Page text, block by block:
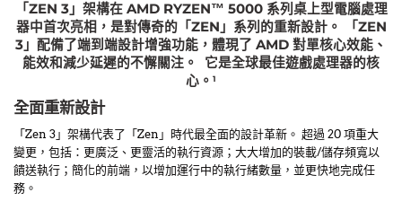
「ZEN 3」架構在 AMD RYZEN™ 5000 系列桌上型電腦處理
器中首次亮相，是對傳奇的「ZEN」系列的重新設計。 「ZEN
3」配備了端到端設計增強功能，體現了 AMD 對單核心效能、
能效和減少延遲的不懈關注。 它是全球最佳遊戲處理器的核
心。 1
全面重新設計
「Zen 3」架構代表了「Zen」時代最全面的設計革新。 超過 20 項重大
變更，包括：更廣泛、更靈活的執行資源；大大增加的裝載/儲存頻寬以
饋送執行；簡化的前端，以增加運行中的執行緒數量，並更快地完成任
務。